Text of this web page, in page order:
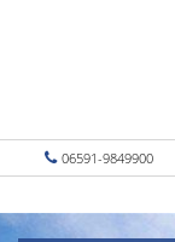
06591-9849900